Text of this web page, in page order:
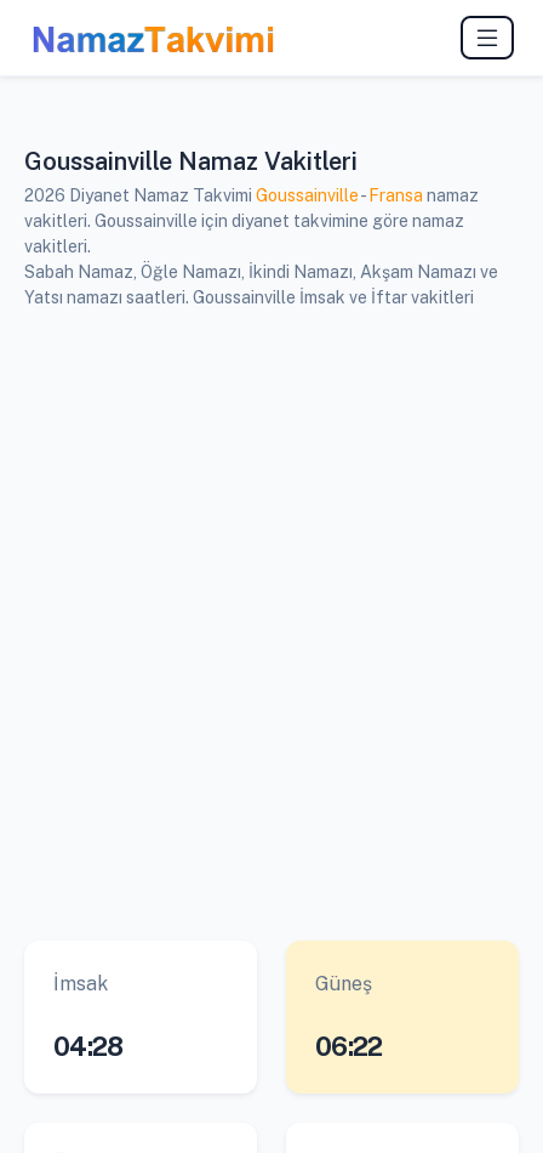
Goussainville Namaz Vakitleri
2026 Diyanet Namaz Takvimi Goussainville- Fransa namaz
vakitleri. Goussainville için diyanet takvimine göre namaz
vakitleri.
Sabah Namaz, Öğle Namazı, İkindi Namazı, Akşam Namazı ve
Yatsı namazı saatleri. Goussainville İmsak ve İftar vakitleri
İmsak
04:28
Güneş
06:22